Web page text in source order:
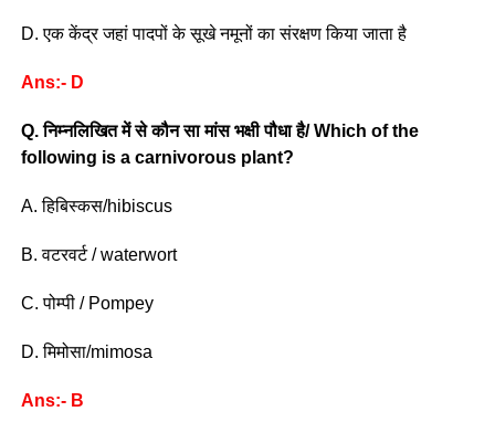
D. एक केंद्र जहां पादपों के सूखे नमूनों का संरक्षण किया जाता है
Ans:- D
Q. निम्नलिखित में से कौन सा मांस भक्षी पौधा है/ Which of the
following is a carnivorous plant?
A. हिबिस्कस/hibiscus
B. वटरवर्ट / waterwort
C. पोम्पी / Pompey
D. मिमोसा/mimosa
Ans:- B